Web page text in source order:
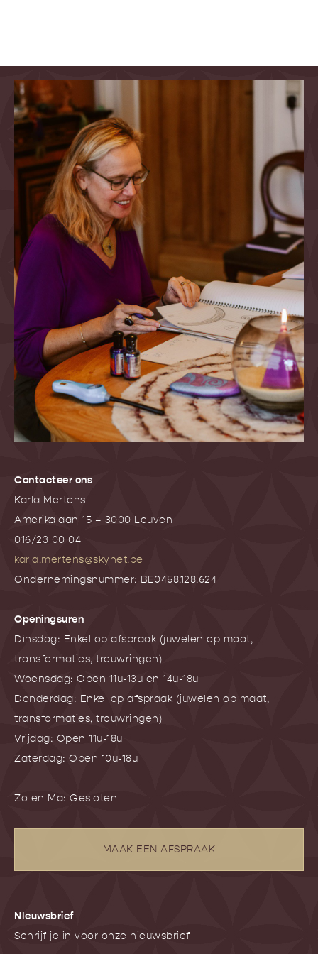
Contacteer ons
Karla Mertens
Amerikalaan 15 – 3000 Leuven
016/23 00 04
karla.mertens@skynet.be
Ondernemingsnummer: BE0458.128.624
Openingsuren
Dinsdag: Enkel op afspraak (juwelen op maat,
transformaties, trouwringen)
Woensdag: Open 11u-13u en 14u-18u
Donderdag: Enkel op afspraak (juwelen op maat,
transformaties, trouwringen)
Vrijdag: Open 11u-18u
Zaterdag: Open 10u-18u
Zo en Ma: Gesloten
MAAK EEN AFSPRAAK
NIeuwsbrief
Schrijf je in voor onze nieuwsbrief